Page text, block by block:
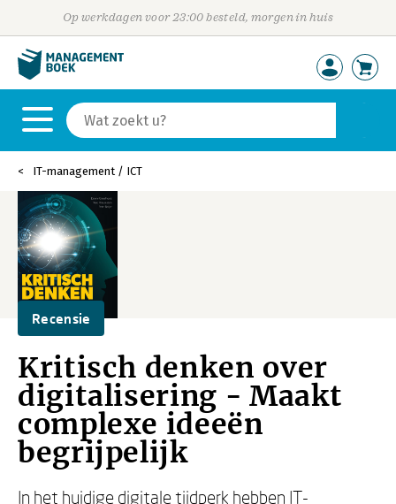
Op werkdagen voor 23:00 besteld, morgen in huis
IT-management / ICT
Recensie
Kritisch denken over
digitalisering - Maakt
complexe ideeën
begrijpelijk
In het huidige digitale tijdperk hebben IT-